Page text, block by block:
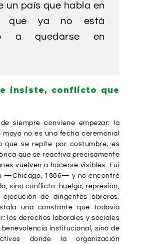
un país que habla en
que ya no está
a quedarse en
insiste, conflicto que
siempre conviene empezar: la
mayo no es una fecha ceremonial
que se repite por costumbre; es
que se reactiva precisamente
vuelven a hacerse visibles. Fui
—Chicago, 1886— y no encontré
sino conflicto: huelga, represión,
ejecución de dirigentes obreros.
una constante que todavía
los derechos laborales y sociales
benevolencia institucional, sino de
donde la organización